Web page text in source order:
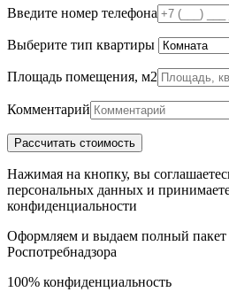
Введите номер телефона
Выберите тип квартиры
Площадь помещения, м2
Комментарий
Нажимая на кнопку, вы
персональных данных и
конфиденциальности
Оформляем и выдаем полный пакет
Роспотребнадзора
100% конфиденциальность